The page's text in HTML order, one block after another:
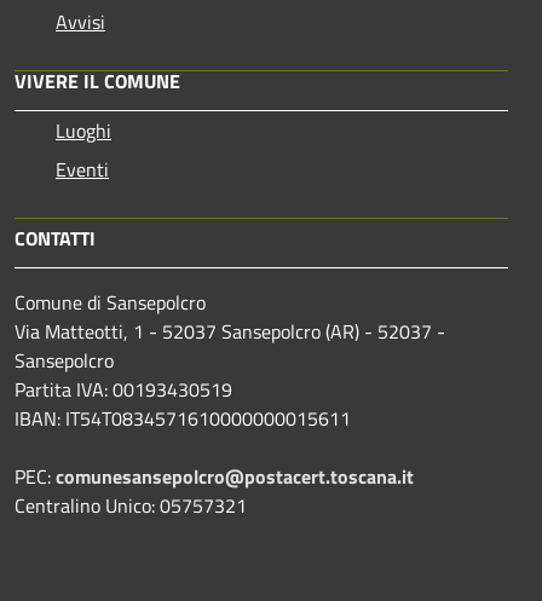
Avvisi
VIVERE IL COMUNE
Luoghi
Eventi
CONTATTI
Comune di Sansepolcro
Via Matteotti, 1 - 52037 Sansepolcro (AR) - 52037 -
Sansepolcro
Partita IVA: 00193430519
IBAN: IT54T0834571610000000015611
PEC:comunesansepolcro@postacert.toscana.it
Centralino Unico: 05757321